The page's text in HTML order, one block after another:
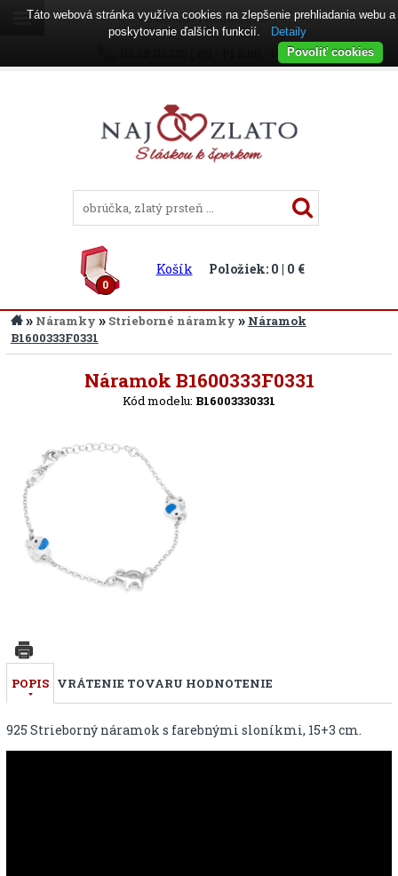
Prihlásenie|Registrácia
02 38 111 333 ( PO - PI 8:00 - 16:00 )
0
Košík Položiek: 0 | 0 €
» Náramky » Strieborné náramky » Náramok
B1600333F0331
Náramok B1600333F0331
Kód modelu: B16003330331
POPIS VRÁTENIE TOVARU HODNOTENIE
925 Strieborný náramok s farebnými sloníkmi, 15+3 cm.
Táto webová stránka využíva cookies na zlepšenie prehliadania webu a
poskytovanie ďalších funkcií.
Detaily
Povoliť cookies